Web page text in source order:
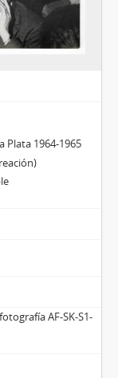
Plata 1964-1965
AF-SK-S1-